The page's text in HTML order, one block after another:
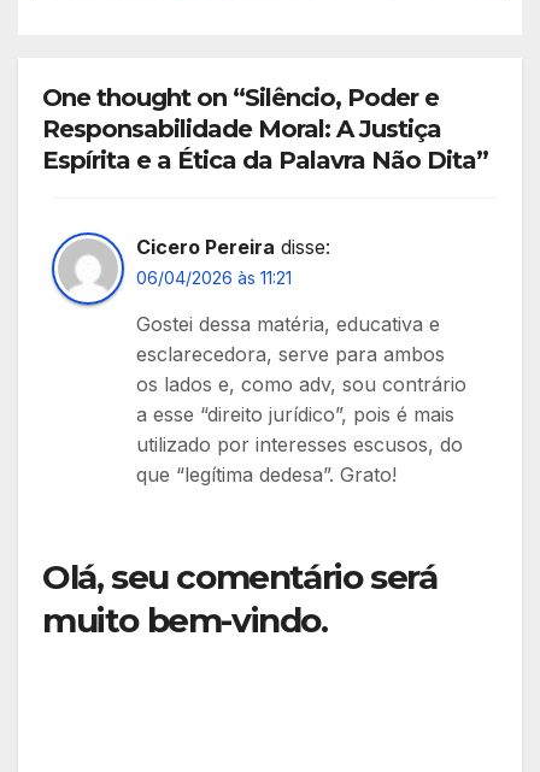
One thought on “Silêncio, Poder e
Responsabilidade Moral: A Justiça
Espírita e a Ética da Palavra Não Dita”
Cicero Pereira disse:
06/04/2026 às 11:21
Gostei dessa matéria, educativa e
esclarecedora, serve para ambos
os lados e, como adv, sou contrário
a esse “direito jurídico”, pois é mais
utilizado por interesses escusos, do
que “legítima dedesa”. Grato!
Olá, seu comentário será
muito bem-vindo.